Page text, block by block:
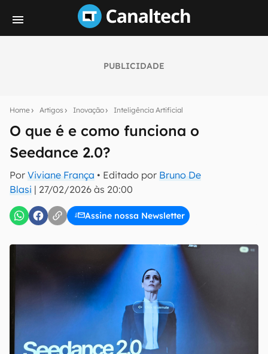
PUBLICIDADE
Home Artigos Inovação Inteligência Artificial
O que é e como funciona o
Seedance 2.0?
Por Viviane França • Editado por Bruno De
Blasi | 27/02/2026 às 20:00
Assine nossa Newsletter
notícias e reviews sobre tecnologia em primeira
E-mail
Uso e Política de Privacidade do Canaltech.